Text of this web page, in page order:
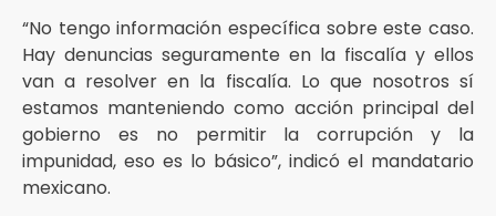
“No tengo información específica sobre este caso.
Hay denuncias seguramente en la fiscalía y ellos
van a resolver en la fiscalía. Lo que nosotros sí
estamos manteniendo como acción principal del
gobierno es no permitir la corrupción y la
impunidad, eso es lo básico”, indicó el mandatario
mexicano.